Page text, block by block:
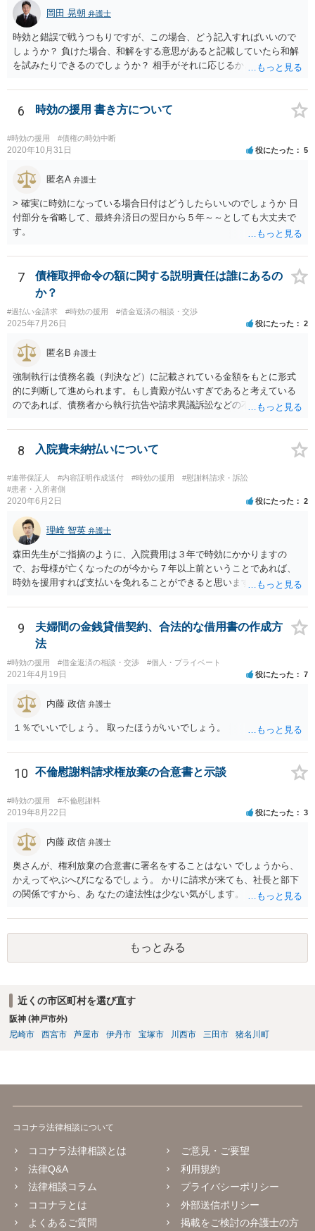
岡田 晃朝 弁護士
時効と錯誤で戦うつもりですが、この場合、どう記入すればいいので
しょうか？ 負けた場合、和解をする意思があると記載していたら和解
を試みたりできるのでしょうか？ 相手がそれに応じるかという問題は
誤だけをあらそい、形成がまずくなってから和解の話も出来ますが、
そのタイミングなどご本人のみでの訴訟では測りにくいのではないで
6 時効の援用 書き方について
#時効の援用 #債権の時効中断
2020年10月31日 役にたった 5
匿名A 弁護士
> 確実に時効になっている場合日付はどうしたらいいのでしょうか 日
付部分を省略して、最終弁済日の翌日から５年～～としても大丈夫で
す。
7
債権取押命令の額に関する説明責任は誰にあるの
か？
#過払い金請求 #時効の援用 #借金返済の相談・交渉
2025年7月26日 役にたった 2
匿名B 弁護士
強制執行は債務名義（判決など）に記載されている金額をもとに形式
的に判断して進められます。もし貴殿が払いすぎであると考えている
のであれば、債務者から執行抗告や請求異議訴訟などの不服申立手段
側が動く必要があります。
8 入院費未納払いについて
#連帯保証人 #内容証明作成送付 #時効の援用
#慰謝料請求・訴訟
#患者・入所者側
2020年6月2日 役にたった 2
理崎 智英 弁護士
森田先生がご指摘のように、入院費用は３年で時効にかかりますの
で、お母様が亡くなったのが今から７年以上前ということであれば、
時効を援用すれば支払いを免れることができると思います。 そのた
容証明郵便を送るようにしてください。
9
夫婦間の金銭貸借契約、合法的な借用書の作成方
法
#時効の援用 #借金返済の相談・交渉 #個人・プライベート
2021年4月19日 役にたった 7
内藤 政信 弁護士
１％でいいでしょう。 取ったほうがいいでしょう。
10 不倫慰謝料請求権放棄の合意書と示談
#時効の援用 #不倫慰謝料
2019年8月22日 役にたった 3
内藤 政信 弁護士
奥さんが、権利放棄の合意書に署名をすることはない でしょうから、
かえってやぶへびになるでしょう。 かりに請求が来ても、社長と部下
の関係ですから、あ なたの違法性は少ない気がします。 また、社長も
り少ないと思いますね。 放置がいいと思いますよ。
もっとみる
近くの市区町村を選び直す
阪神 (神戸市外)
尼崎市
西宮市 芦屋市 伊丹市 宝塚市 川西市 三田市 猪名川町
ココナラ法律相談について
ココナラ法律相談とは
法律Q&A
法律相談コラム
ココナラとは
よくあるご質問
ご意見・ご要望
利用規約
プライバシーポリシー
外部送信ポリシー
掲載をご検討の弁護士の方